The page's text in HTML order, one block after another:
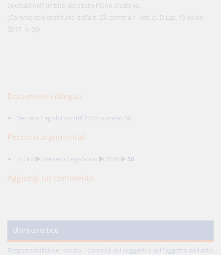
adottati nell'ambito del citato Piano d'azione.
(Comma così sostituito dall’art. 23, comma 1, lett. c), D.Lgs. 19 aprile
2017, n. 56)
Documenti collegati
Decreto Legislativo del 2016 numero 50
Percorsi argomentali
LEGGI Decreto Legislativo 2016 50
Aggiungi un commento
Ultimi contributi
Responsabilità del notaio: i controlli sui soggetti e sull'oggetto dell'atto